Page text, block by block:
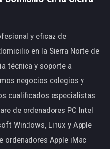
y eficaz de
en la Sierra Norte de
técnica y soporte a
negocios colegios y
cualificados especialistas
de ordenadores PC Intel
Windows, Linux y Apple
ordenadores Apple iMac